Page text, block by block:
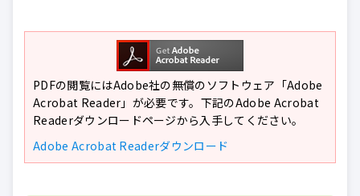
PDFの閲覧にはAdobe社の無償のソフトウェア「Adobe
Acrobat Reader」が必要です。下記のAdobe Acrobat
Readerダウンロードページから入手してください。
Adobe Acrobat Readerダウンロード